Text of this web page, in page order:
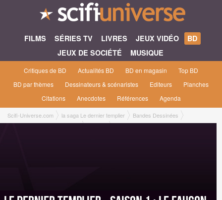
FILMS SÉRIES TV LIVRES JEUX VIDÉO
BD
JEUX DE SOCIÉTÉ
MUSIQUE
Critiques de BD Actualités BD BD en magasin
Top BD
BD par thèmes
Dessinateurs & scénaristes Editeurs
Planches
Citations
Anecdotes Références Agenda
Scifi-Universe.com la saga Le dernier templier
Bandes Dessinées
Le faucon du temple #4 [2013]
Editions